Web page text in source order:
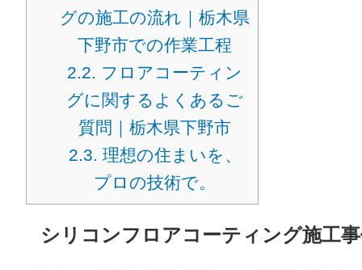
グの施工の流れ｜栃木県
下野市での作業工程
2.2. フロアコーティン
グに関するよくあるご
質問｜栃木県下野市
2.3. 理想の住まいを、
プロの技術で。
シリコンフロアコーティング施工